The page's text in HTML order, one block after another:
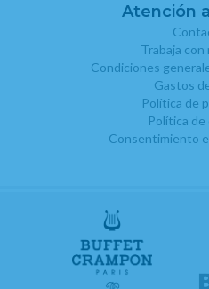
Atención
Trabaja
Condiciones
Gastos
Política de
Política de
Consentimiento